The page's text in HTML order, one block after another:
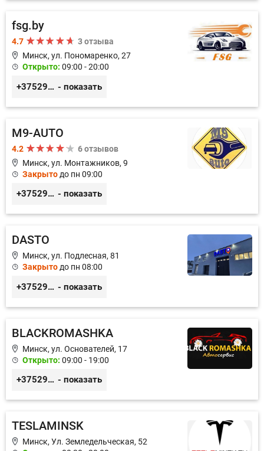
fsg.by
4.7
3 отзыва
Минск, ул. Пономаренко, 27
Открыто: 09:00 - 20:00
+375291882338 - показать
M9-AUTO
4.2
6 отзывов
Минск, ул. Монтажников, 9
Закрыто до пн 09:00
+375299395764 - показать
DASTO
Минск, ул. Подлесная, 81
Закрытодо пн 08:00
+375296606560 - показать
BLACKROMASHKA
Минск, ул. Основателей, 17
Открыто: 09:00 - 19:00
+375296651188 - показать
TESLAMINSK
Минск, Ул. Земледельческая, 52